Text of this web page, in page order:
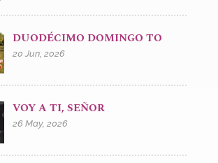
DUODÉCIMO DOMINGO TO
20 Jun, 2026
VOY A TI, SEÑOR
26 May, 2026